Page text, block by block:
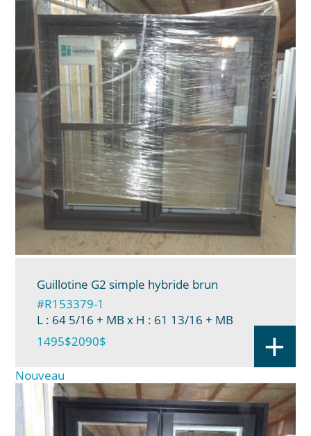
Guillotine G2 simple hybride brun
#R153379-1
L : 64 5/16 + MB x H : 61 13/16 + MB
1495$2090$ +
Nouveau